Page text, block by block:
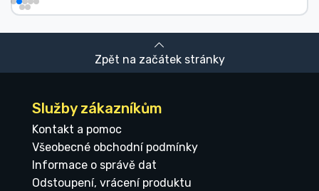
Zpět na začátek stránky
Služby zákazníkům
Kontakt a pomoc
Všeobecné obchodní podmínky
Informace o správě dat
Odstoupení, vrácení produktu